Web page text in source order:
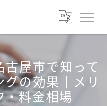
屋市で知って
の効果｜メリ
・料金相場